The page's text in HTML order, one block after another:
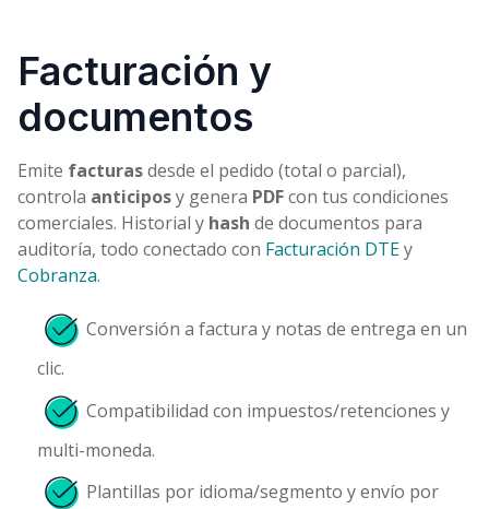
Facturación y
documentos
Emite facturasdesde el pedido (total o parcial),
controla anticiposy genera PDFcon tus condiciones
comerciales. Historial y hash de documentos para
auditoría, todo conectado con Facturación DTEy
Cobranza.
Conversión a factura y notas de entrega en un
clic.
Compatibilidad con impuestos/retenciones y
multi-moneda.
Plantillas por idioma/segmento y envío por